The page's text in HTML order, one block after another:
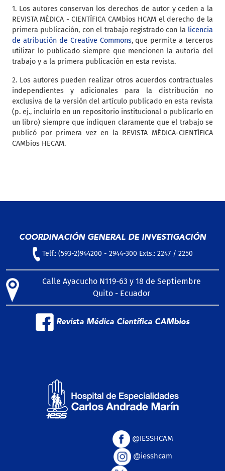
1. Los autores conservan los derechos de autor y ceden a la
REVISTA MÉDICA - CIENTÍFICA CAMbios HCAM el derecho de la
primera publicación, con el trabajo registrado con la licencia
de atribución de Creative Commons, que permite a terceros
utilizar lo publicado siempre que mencionen la autoría del
trabajo y a la primera publicación en esta revista.
2. Los autores pueden realizar otros acuerdos contractuales
independientes y adicionales para la distribución no
exclusiva de la versión del artículo publicado en esta revista
(p. ej., incluirlo en un repositorio institucional o publicarlo en
un libro) siempre que indiquen claramente que el trabajo se
publicó por primera vez en la REVISTA MÉDICA-CIENTÍFICA
CAMbios HECAM.
COORDINACIÓN GENERAL DE INVESTIGACIÓN
Telf.: (593-2)944200 - 2944-300 Exts.: 2247 / 2250
Calle Ayacucho N119-63 y 18 de Septiembre
Quito - Ecuador
Revista Médica Científica CAMbios
@IESSHCAM
@iesshcam